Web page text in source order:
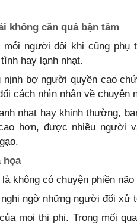
không cần quá bận tâm
người đôi khi cũng phụ
hay lạnh nhạt.
bợ người quyền cao
cách nhìn nhận về chuyện
nhạt hay khinh thường,
hơn, được nhiều người
họa
không có chuyện phiền não
ngờ những người đối xử
mọi thị phi. Trong mối